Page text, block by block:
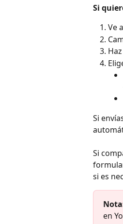
Si
Ve a
Si
Si
si es
en